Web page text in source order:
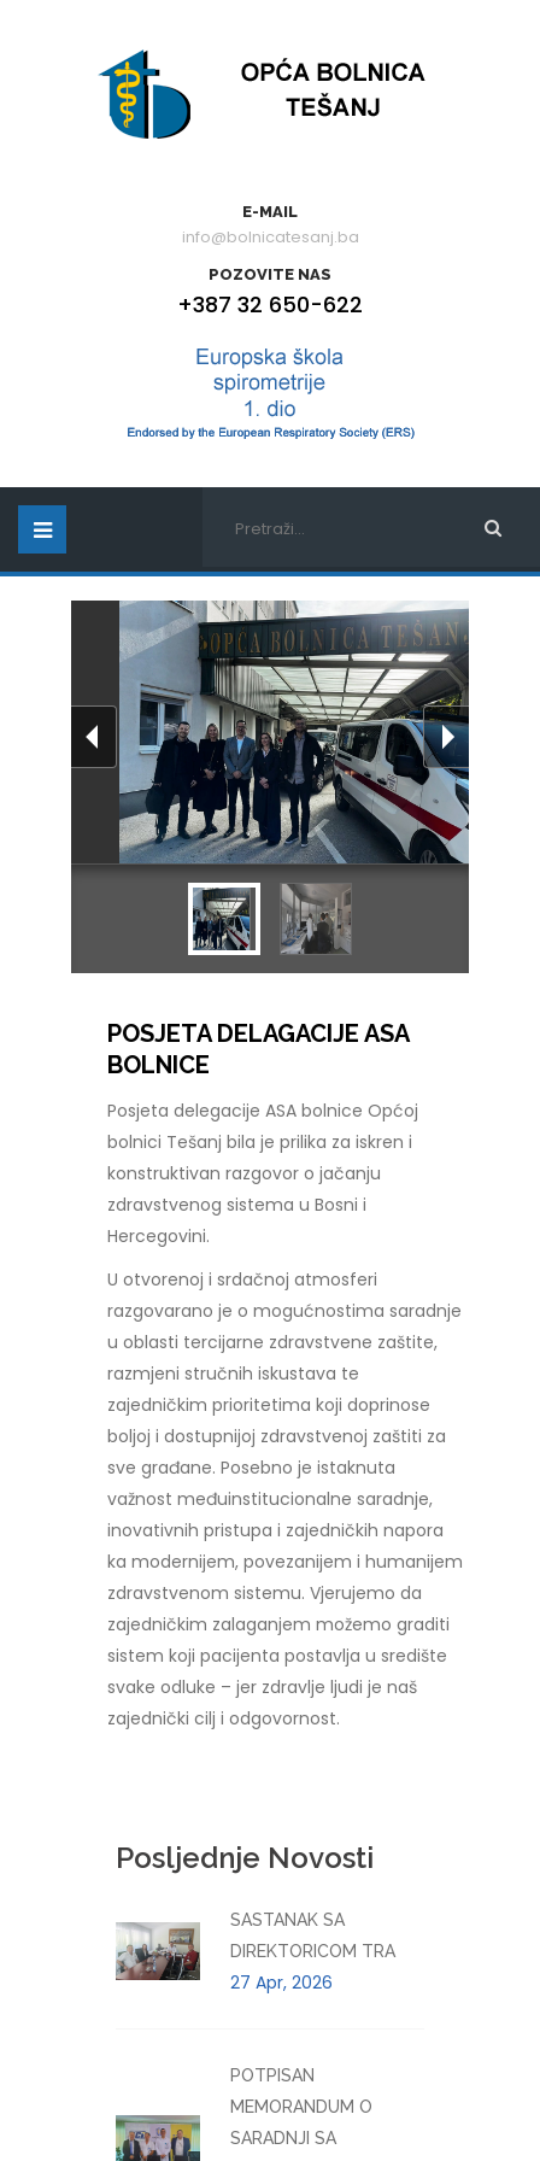
E-MAIL
info@bolnicatesanj.ba
POZOVITE NAS
+387 32 650-622
POSJETA DELAGACIJE ASA
BOLNICE
Posjeta delegacije ASA bolnice Općoj
bolnici Tešanj bila je prilika za iskren i
konstruktivan razgovor o jačanju
zdravstvenog sistema u Bosni i
Hercegovini.
U otvorenoj i srdačnoj atmosferi
razgovarano je o mogućnostima saradnje
u oblasti tercijarne zdravstvene zaštite,
razmjeni stručnih iskustava te
zajedničkim prioritetima koji doprinose
boljoj i dostupnijoj zdravstvenoj zaštiti za
sve građane. Posebno je istaknuta
važnost međuinstitucionalne saradnje,
inovativnih pristupa i zajedničkih napora
ka modernijem, povezanijem i humanijem
zdravstvenom sistemu. Vjerujemo da
zajedničkim zalaganjem možemo graditi
sistem koji pacijenta postavlja u središte
svake odluke – jer zdravlje ljudi je naš
zajednički cilj i odgovornost.
Posljednje Novosti
SASTANAK SA
DIREKTORICOM TRA
27 Apr, 2026
POTPISAN
MEMORANDUM O
SARADNJI SA